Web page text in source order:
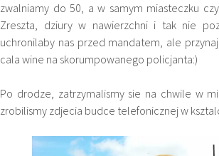
zwalniamy do 50, a w samym miasteczku
Zreszta, dziury w nawierzchni i tak nie
uchronilaby nas przed mandatem, ale
cala wine na skorumpowanego policjanta:)
Po drodze, zatrzymalismy sie na chwile w
zrobilismy zdjecia budce telefonicznej w